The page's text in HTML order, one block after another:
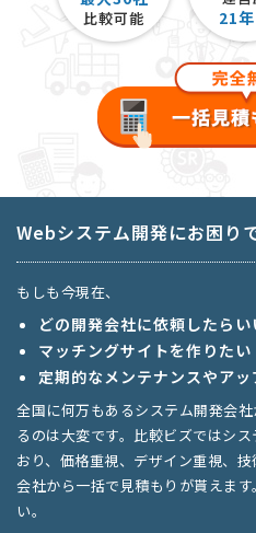
比較可能 21
Webシステム開発にお困り
もしも今現在、
どの開発会社に依頼したら
マッチングサイトを作りたい
定期的なメンテナンスやア
全国に何万もあるシステム開発会
るのは大変です。比較ビズではシ
おり、価格重視、デザイン重視、
会社から一括で見積もりが貰えま
い。